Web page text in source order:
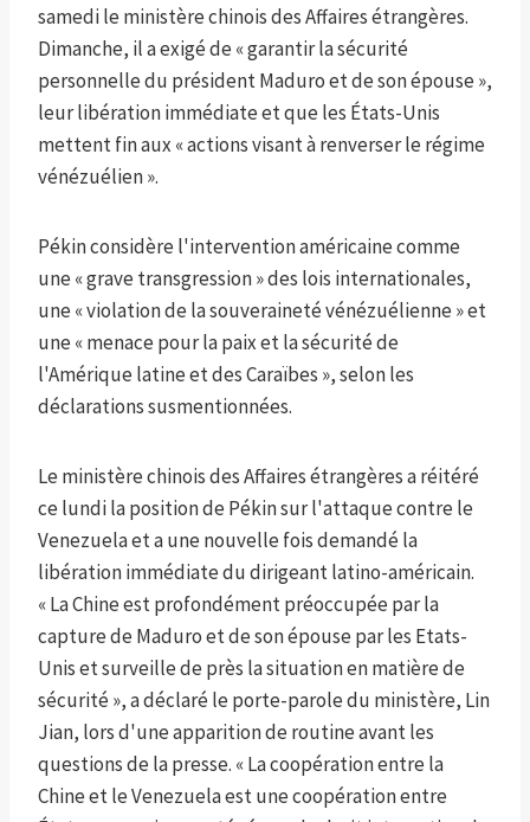
samedi le ministère chinois des Affaires étrangères.
Dimanche, il a exigé de « garantir la sécurité
personnelle du président Maduro et de son épouse »,
leur libération immédiate et que les États-Unis
mettent fin aux « actions visant à renverser le régime
vénézuélien ».
Pékin considère l'intervention américaine comme
une « grave transgression » des lois internationales,
une « violation de la souveraineté vénézuélienne » et
une « menace pour la paix et la sécurité de
l'Amérique latine et des Caraïbes », selon les
déclarations susmentionnées.
Le ministère chinois des Affaires étrangères a réitéré
ce lundi la position de Pékin sur l'attaque contre le
Venezuela et a une nouvelle fois demandé la
libération immédiate du dirigeant latino-américain.
« La Chine est profondément préoccupée par la
capture de Maduro et de son épouse par les Etats-
Unis et surveille de près la situation en matière de
sécurité », a déclaré le porte-parole du ministère, Lin
Jian, lors d'une apparition de routine avant les
questions de la presse. « La coopération entre la
Chine et le Venezuela est une coopération entre